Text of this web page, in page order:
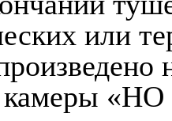
или
камеры